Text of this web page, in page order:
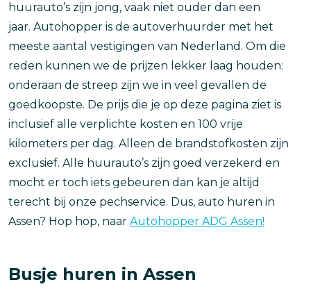
huurauto’s zijn jong, vaak niet ouder dan een
jaar. Autohopper is de autoverhuurder met het
meeste aantal vestigingen van Nederland. Om die
reden kunnen we de prijzen lekker laag houden:
onderaan de streep zijn we in veel gevallen de
goedkoopste. De prijs die je op deze pagina ziet is
inclusief alle verplichte kosten en 100 vrije
kilometers per dag. Alleen de brandstofkosten zijn
exclusief. Alle huurauto’s zijn goed verzekerd en
mocht er toch iets gebeuren dan kan je altijd
terecht bij onze pechservice. Dus, auto huren in
Assen? Hop hop, naar Autohopper ADG Assen!
Busje huren in Assen